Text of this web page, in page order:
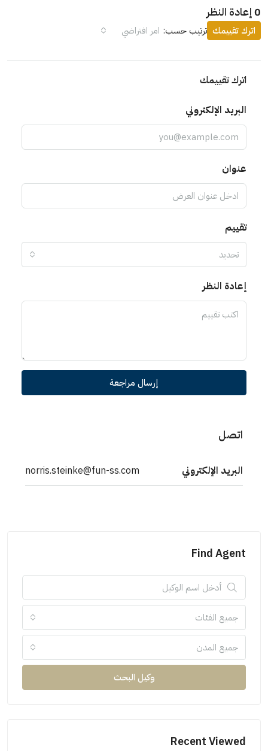
0 إعادة النظر
ترتيب حسب: امر افتراضي اترك تقييمك
اترك تقييمك
البريد الإلكتروني
عنوان
تقييم
تحديد
إعادة النظر
إرسال مراجعة
اتصل
البريد الإلكتروني norris.steinke@fun-ss.com
Find Agent
جميع الفئات
جميع المدن
وكيل البحث
Recent Viewed